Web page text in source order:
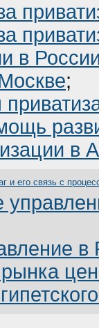
в
;
в
и его связь с
рынка